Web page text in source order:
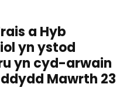
a Hyb
yn ystod
yn cyd-arwain
Mawrth 23